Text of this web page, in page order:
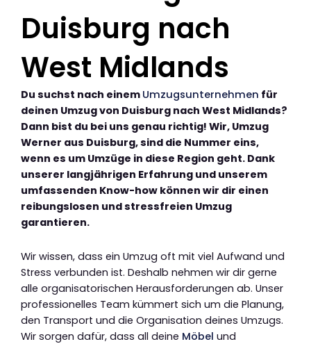
Duisburg nach
West Midlands
Du suchst nach einem Umzugsunternehmen für
deinen Umzug von Duisburg nach West Midlands?
Dann bist du bei uns genau richtig! Wir, Umzug
Werner aus Duisburg, sind die Nummer eins,
wenn es um Umzüge in diese Region geht. Dank
unserer langjährigen Erfahrung und unserem
umfassenden Know-how können wir dir einen
reibungslosen und stressfreien Umzug
garantieren.
Wir wissen, dass ein Umzug oft mit viel Aufwand und
Stress verbunden ist. Deshalb nehmen wir dir gerne
alle organisatorischen Herausforderungen ab. Unser
professionelles Team kümmert sich um die Planung,
den Transport und die Organisation deines Umzugs.
Wir sorgen dafür, dass all deine Möbel und